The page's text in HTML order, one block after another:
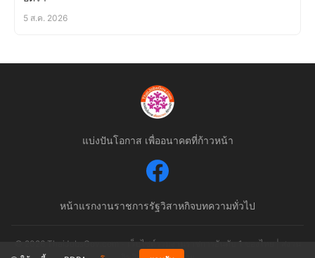
5 ส.ค. 2026
แบ่งปันโอกาส เพื่ออนาคตที่ก้าวหน้า
หน้าแรกงานราชการรัฐวิสาหกิจบทความทั่วไป
© 2026 ThaiJobsGov.com - เว็บไซต์รวมงานราชการอันดับ 1 ของไทย | สงวน